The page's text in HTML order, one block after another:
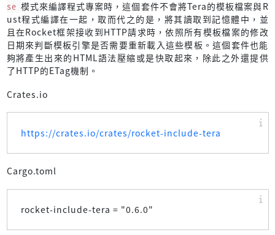
se 模式來編譯程式專案時，這個套件不會將Tera的模板檔案與R
ust程式編譯在一起，取而代之的是，將其讀取到記憶體中，並
且在Rocket框架接收到HTTP請求時，依照所有模板檔案的修改
日期來判斷模板引擎是否需要重新載入這些模板。這個套件也能
夠將產生出來的HTML語法壓縮或是快取起來，除此之外還提供
了HTTP的ETag機制。
Crates.io
https://crates.io/crates/rocket-include-tera
Cargo.toml
rocket-include-tera = "0.6.0"